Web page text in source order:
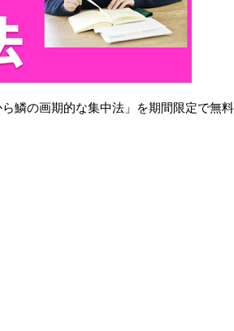
鱗の画期的な集中法」を期間限定で無料